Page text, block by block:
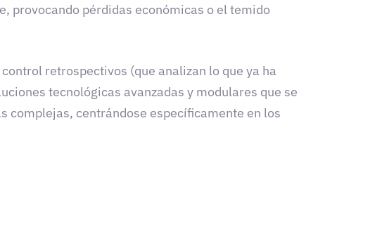
provocando pérdidas económicas o el temido
retrospectivos (que analizan lo que ya ha
tecnológicas avanzadas y modulares que se
centrándose específicamente en los